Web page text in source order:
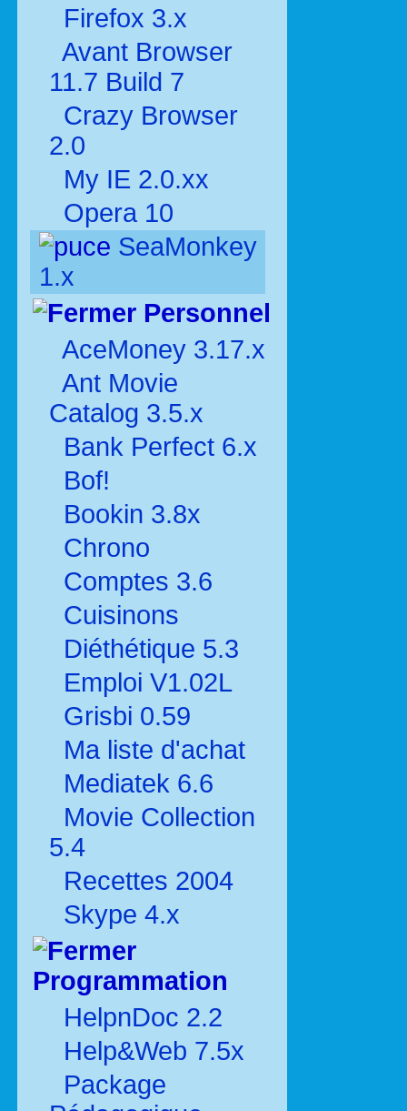
Firefox 3.x
Avant Browser
11.7 Build 7
Crazy Browser
2.0
My IE 2.0.xx
Opera 10
SeaMonkey
1.x
Personnel
AceMoney 3.17.x
Ant Movie
Catalog 3.5.x
Bank Perfect 6.x
Bof!
Bookin 3.8x
Chrono
Comptes 3.6
Cuisinons
Diéthétique 5.3
Emploi V1.02L
Grisbi 0.59
Ma liste d'achat
Mediatek 6.6
Movie Collection
5.4
Recettes 2004
Skype 4.x
Programmation
HelpnDoc 2.2
Help&Web 7.5x
Package